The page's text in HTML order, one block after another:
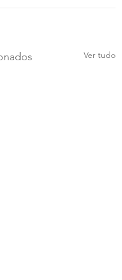
Ver tudo